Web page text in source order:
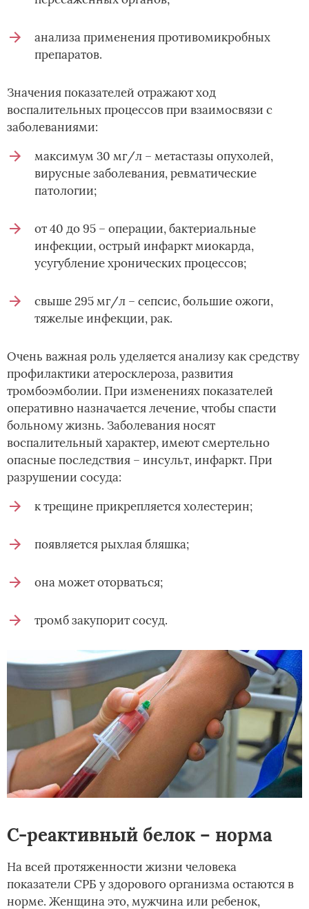
анализа применения противомикробных
препаратов.
Значения показателей отражают ход
воспалительных процессов при взаимосвязи с
заболеваниями:
максимум 30 мг/л – метастазы опухолей,
вирусные заболевания, ревматические
патологии;
от 40 до 95 – операции, бактериальные
инфекции, острый инфаркт миокарда,
усугубление хронических процессов;
свыше 295 мг/л – сепсис, большие ожоги,
тяжелые инфекции, рак.
Очень важная роль уделяется анализу как средству
профилактики атеросклероза, развития
тромбоэмболии. При изменениях показателей
оперативно назначается лечение, чтобы спасти
больному жизнь. Заболевания носят
воспалительный характер, имеют смертельно
опасные последствия – инсульт, инфаркт. При
разрушении сосуда:
к трещине прикрепляется холестерин;
появляется рыхлая бляшка;
она может оторваться;
тромб закупорит сосуд.
С-реактивный белок – норма
На всей протяженности жизни человека
показатели СРБ у здорового организма остаются в
норме. Женщина это, мужчина или ребенок,